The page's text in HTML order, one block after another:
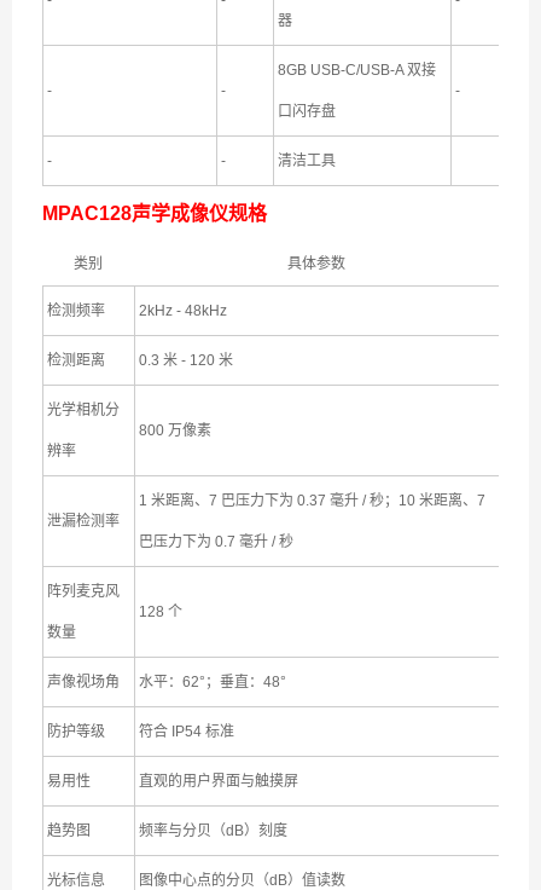
器
- -
8GB USB-C/USB-A 双接
口闪存盘
-
- - 清洁工具
MPAC128声学成像仪规格
类别 具体参数
检测频率 2kHz - 48kHz
检测距离 0.3 米 - 120 米
光学相机分
辨率
800 万像素
泄漏检测率
1 米距离、7 巴压力下为 0.37 毫升 / 秒；10 米距离、7
巴压力下为 0.7 毫升 / 秒
阵列麦克风
数量
128 个
声像视场角 水平：62°；垂直：48°
防护等级 符合 IP54 标准
易用性 直观的用户界面与触摸屏
趋势图 频率与分贝（dB）刻度
光标信息 图像中心点的分贝（dB）值读数